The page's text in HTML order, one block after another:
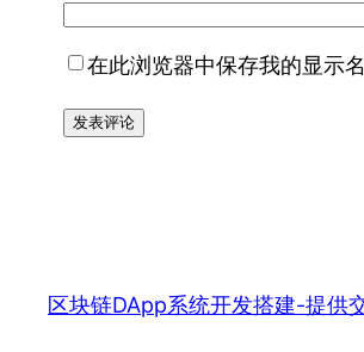
在此浏览器中保存我的显示
区块链DApp系统开发搭建-提供